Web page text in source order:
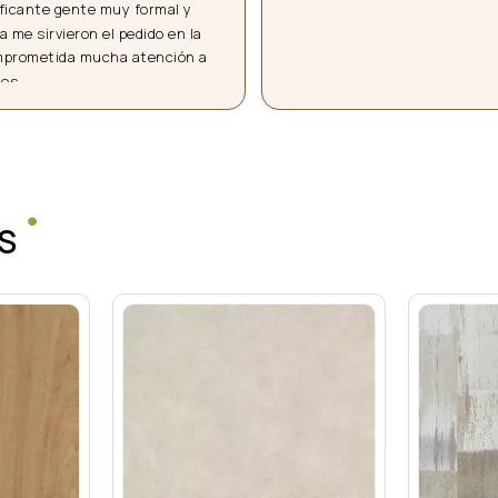
repetiré cuando lo necesite.
muy bien, y las dos
amables.
garantía.